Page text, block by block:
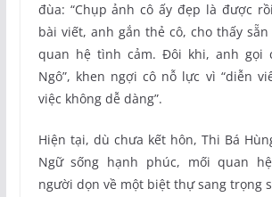
đùa: “Chụp ảnh cô ấy đẹp là được
bài viết, anh gắn thẻ cô, cho thấy
quan hệ tình cảm. Đôi khi, anh gọi
Ngô”, khen ngợi cô nỗ lực vì “diễn
việc không dễ dàng”.
Hiện tại, dù chưa kết hôn, Thi Bá
Ngữ sống hạnh phúc, mối quan
người dọn về một biệt thự sang trọng